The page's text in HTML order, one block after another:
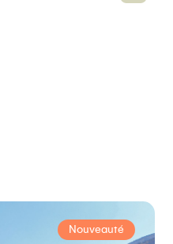
Nouveauté